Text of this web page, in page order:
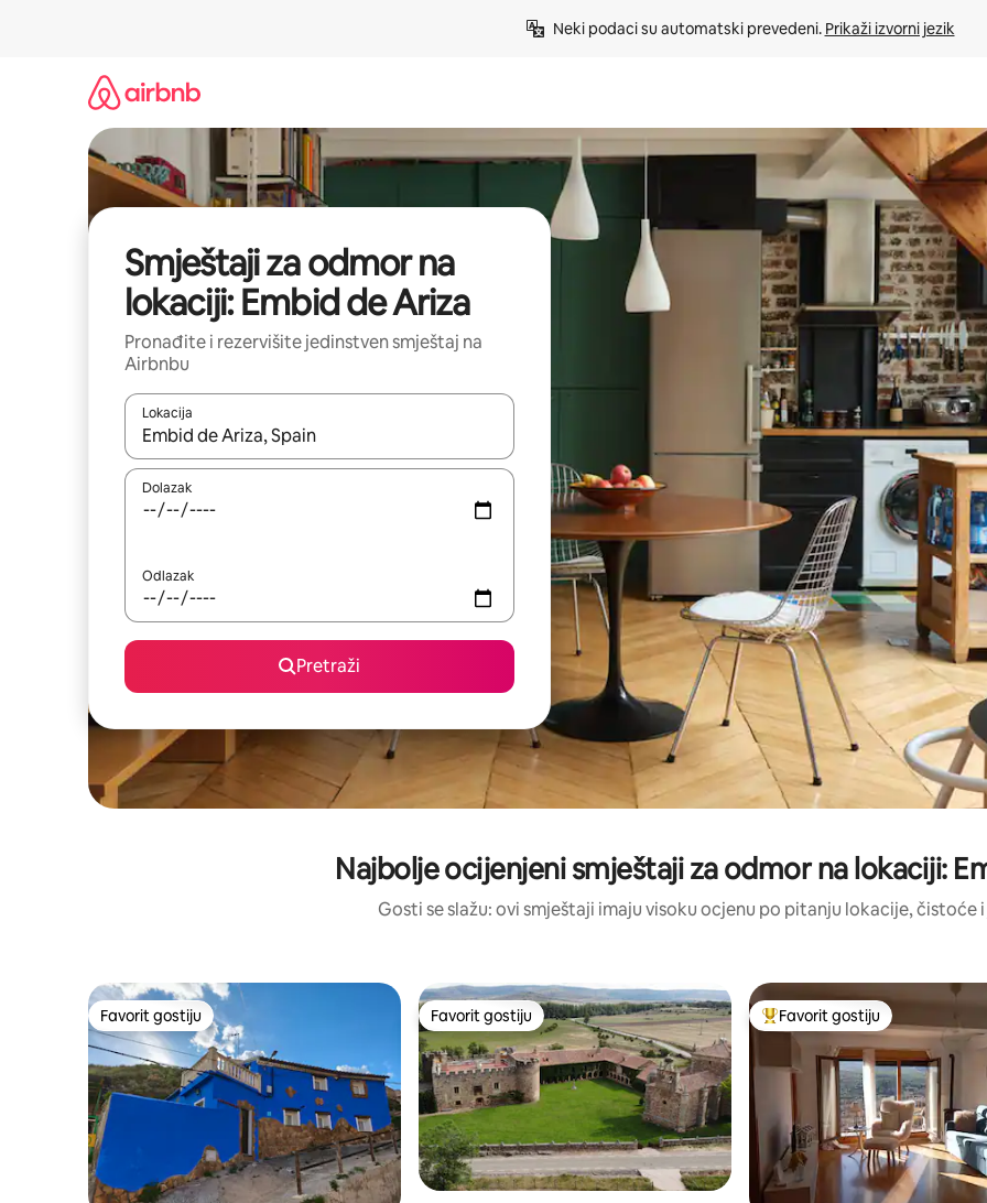
Neki podaci su automatski prevedeni. Prikaži izvorni jezik
Smještaji za odmor na
lokaciji: Embid de Ariza
Pronađite i rezervišite jedinstven smještaj na
Airbnbu
Lokacija
Kad rezultati budu dostupni, krećite se gore i dolje pomoću strelica ili ih pregledajte dodirom ili povlačenjem prsta.
Dolazak
Odlazak
Pretraži
Najbolje ocijenjeni smještaji za odmor na lokaciji:
Gosti se slažu: ovi smještaji imaju visoku ocjenu po pitanju lokacije, čistoće
Favorit gostiju
Favorit gostiju Favorit gostiju
Favorit gostiju Glavni favorit gostiju
Favorit gostiju